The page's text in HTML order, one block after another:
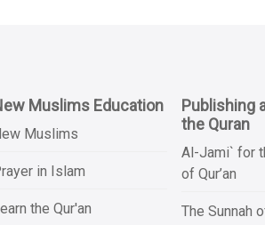
Muslims Education
Muslims
in Islam
the Qur'an
Publishing
the Quran
Al-Jami` for
of Qur’an
The Sunnah